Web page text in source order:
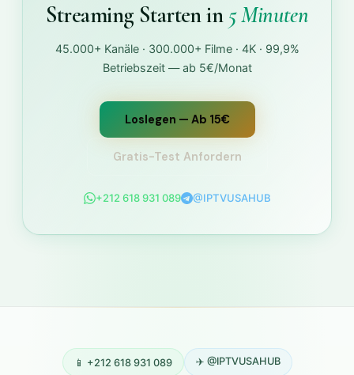
Streaming Starten in 5 Minuten
45.000+ Kanäle · 300.000+ Filme · 4K · 99,9%
Betriebszeit — ab 5€/Monat
Loslegen — Ab 15€
Gratis-Test Anfordern
+212 618 931 089 @IPTVUSAHUB
📱 +212 618 931 089 ✈️ @IPTVUSAHUB